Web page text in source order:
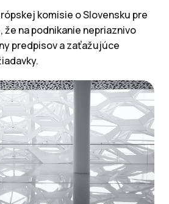
komisie o Slovensku pre
že na podnikanie nepriaznivo
predpisov a zaťažujúce